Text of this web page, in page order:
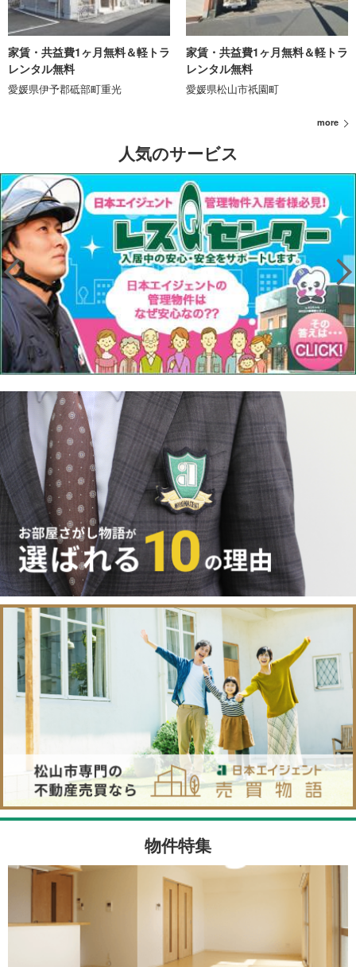
家賃・共益費1ヶ月無料＆軽トラ
レンタル無料
愛媛県伊予郡砥部町重光
家賃・共益費1ヶ月無料＆軽トラ
レンタル無料
愛媛県松山市祇園町
more
人気のサービス
物件特集